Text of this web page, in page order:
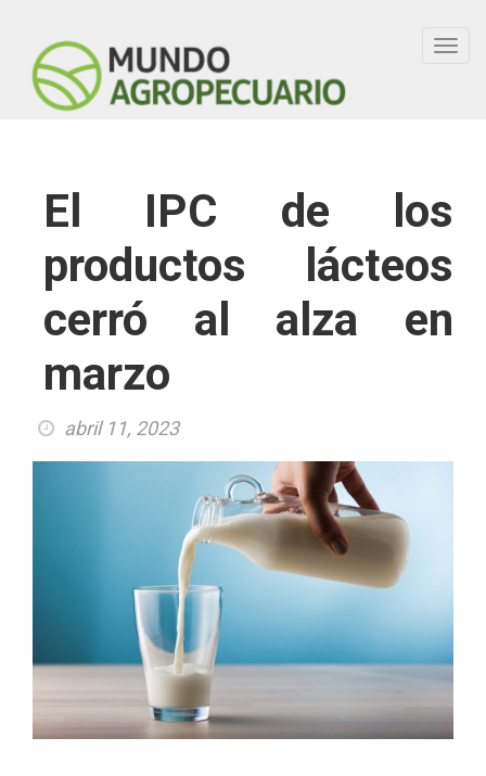
El IPC de los
productos lácteos
cerró al alza en
marzo
abril 11, 2023